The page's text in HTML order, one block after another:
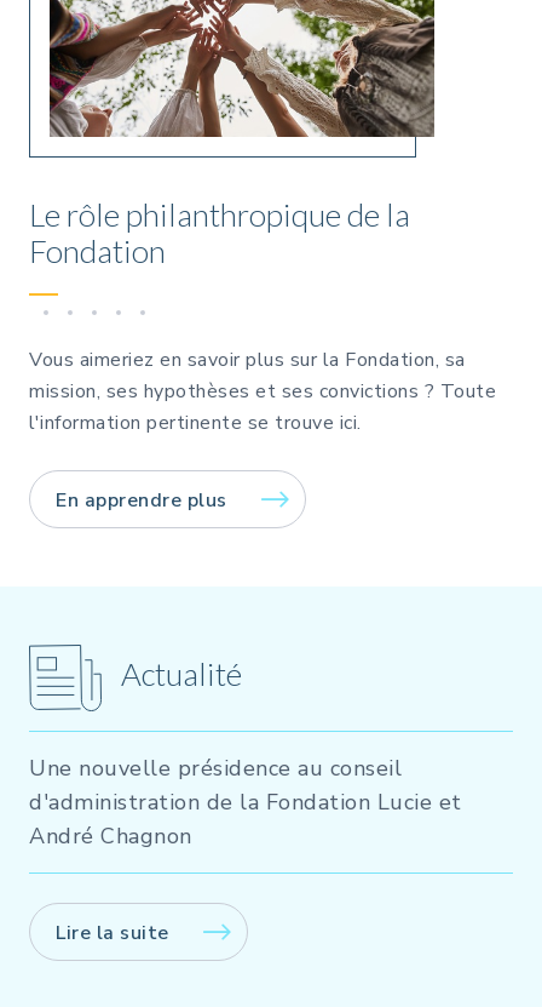
Le rôle philanthropique de la
Fondation
Vous aimeriez en savoir plus sur la Fondation, sa
mission, ses hypothèses et ses convictions ? Toute
l'information pertinente se trouve ici.
En apprendre plus
Actualité
Une nouvelle présidence au conseil
d'administration de la Fondation Lucie et
André Chagnon
Lire la suite